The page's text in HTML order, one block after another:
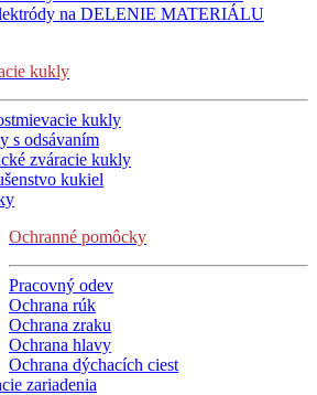
na DELENIE MATERIÁLU
kukly
kukly
s odsávaním
zváracie kukly
kukiel
Ochranné pomôcky
Pracovný odev
Ochrana rúk
Ochrana zraku
Ochrana hlavy
Ochrana dýchacích ciest
zariadenia